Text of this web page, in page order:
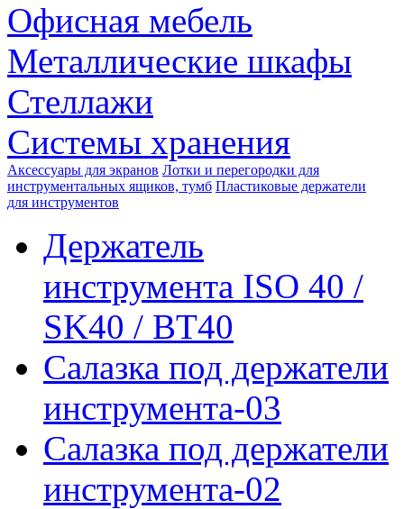
Офисная мебель
Металлические шкафы
Стеллажи
Системы хранения
Аксессуары для экранов Лотки и перегородки для
инструментальных ящиков, тумб Пластиковые держатели
для инструментов
Держатель
инструмента ISO 40 /
SK40 / BT40
Салазка под держатели
инструмента-03
Салазка под держатели
инструмента-02